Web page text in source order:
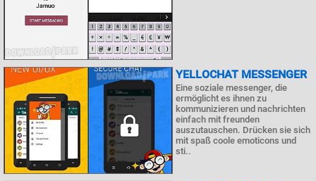
YELLOCHAT MESSENGER
Eine soziale messenger, die
ermöglicht es ihnen zu
kommunizieren und nachrichten
einfach mit freunden
auszutauschen. Drücken sie sich
mit spaß coole emoticons und
sti..